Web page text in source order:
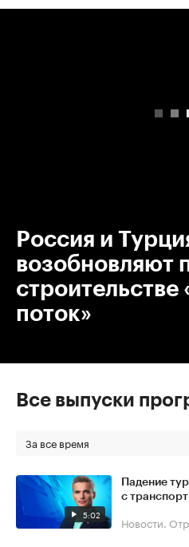
Россия и
возобновляют
строительстве
поток»
Все выпуски
За все время
5:02
Падение
с
Новости.